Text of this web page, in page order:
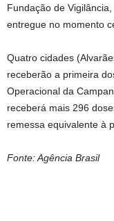
Fundação de
entregue no momento
Quatro cidades
receberão a primeira
Operacional da
receberá mais 296
remessa equivalente à
Fonte: Agência Brasil